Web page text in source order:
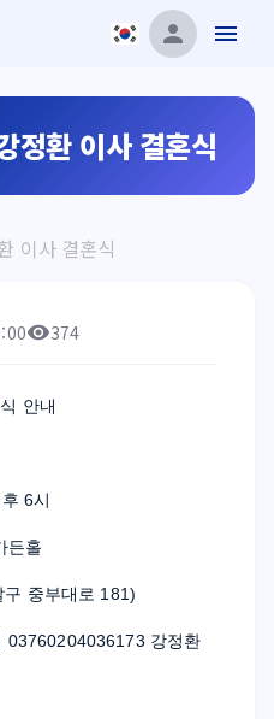
정환 이사 결혼식
이사 결혼식
374
안내
6시
든홀
중부대로 181)
03760204036173 강정환